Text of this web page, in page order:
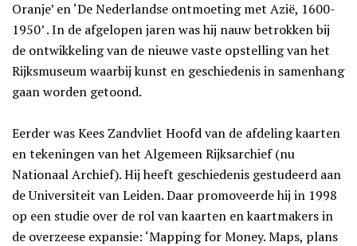
Oranje’ en ‘De Nederlandse ontmoeting met Azië, 1600-
1950’ . In de afgelopen jaren was hij nauw betrokken bij
de ontwikkeling van de nieuwe vaste opstelling van het
Rijksmuseum waarbij kunst en geschiedenis in samenhang
gaan worden getoond.
Eerder was Kees Zandvliet Hoofd van de afdeling kaarten
en tekeningen van het Algemeen Rijksarchief (nu
Nationaal Archief). Hij heeft geschiedenis gestudeerd aan
de Universiteit van Leiden. Daar promoveerde hij in 1998
op een studie over de rol van kaarten en kaartmakers in
de overzeese expansie: ‘Mapping for Money. Maps, plans